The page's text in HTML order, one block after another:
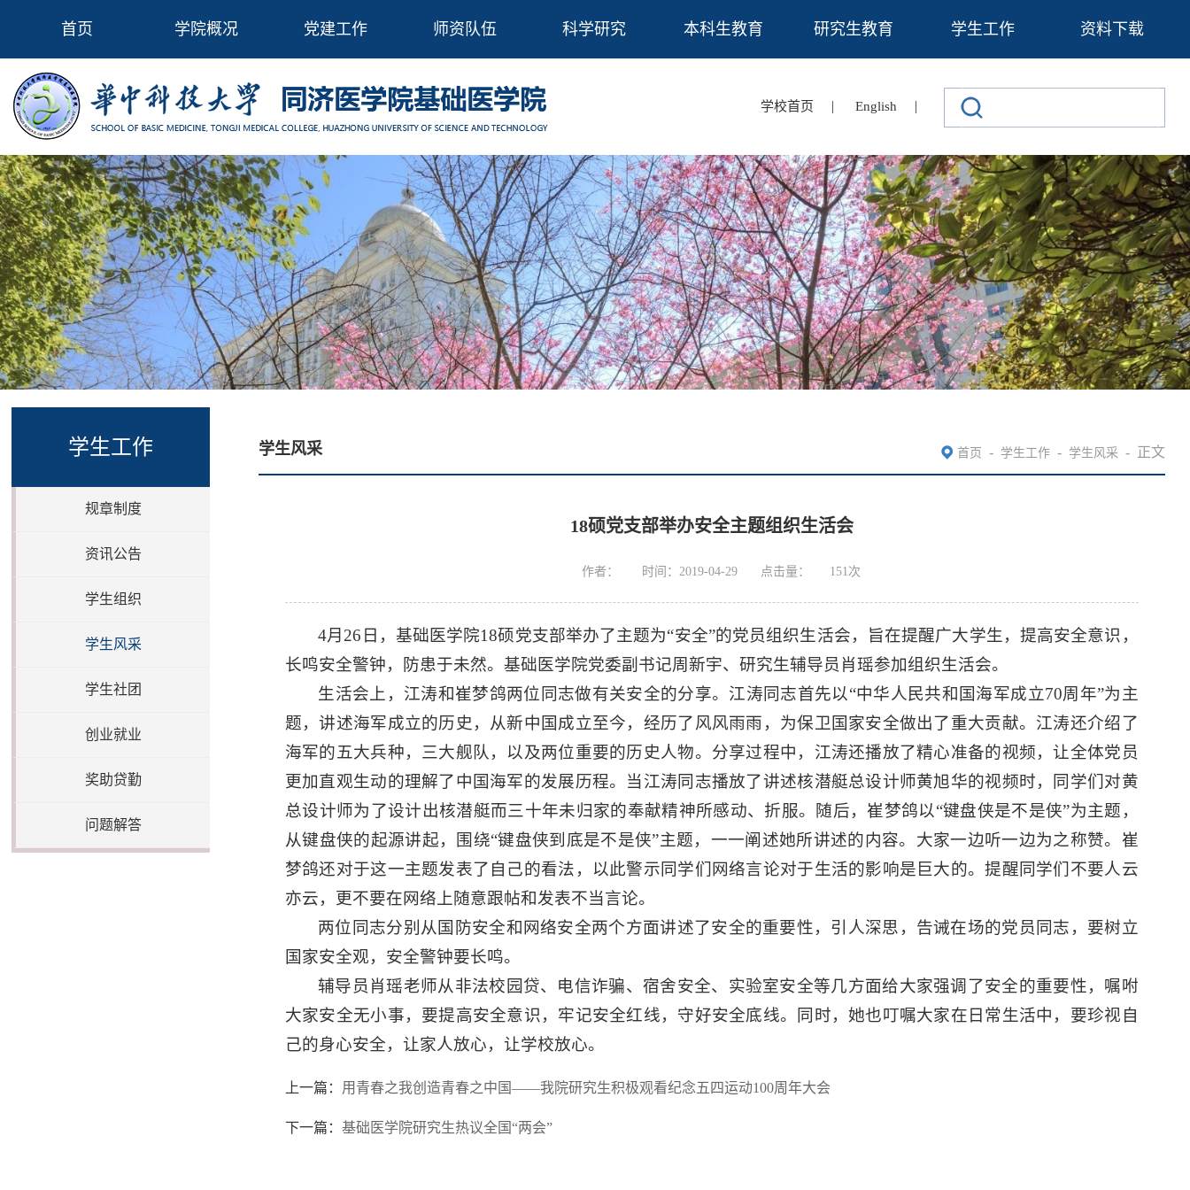
首页 学院概况 党建工作 师资队伍 科学研究 本科生教育 研究生教育 学生工作 资料下载
学校首页 | English |
学生工作
规章制度
资讯公告
学生组织
学生风采
学生社团
创业就业
奖助贷勤
问题解答
学生风采 首页 - 学生工作 - 学生风采 - 正文
18硕党支部举办安全主题组织生活会
作者： 时间：2019-04-29 点击量： 151 次
4月26日，基础医学院18硕党支部举办了主题为“安全”的党员组织生活会，旨在提醒广大学生，提高安全意识，
长鸣安全警钟，防患于未然。基础医学院党委副书记周新宇、研究生辅导员肖瑶参加组织生活会。
生活会上，江涛和崔梦鸽两位同志做有关安全的分享。江涛同志首先以“中华人民共和国海军成立70周年”为主
题，讲述海军成立的历史，从新中国成立至今，经历了风风雨雨，为保卫国家安全做出了重大贡献。江涛还介绍了
海军的五大兵种，三大舰队，以及两位重要的历史人物。分享过程中，江涛还播放了精心准备的视频，让全体党员
更加直观生动的理解了中国海军的发展历程。当江涛同志播放了讲述核潜艇总设计师黄旭华的视频时，同学们对黄
总设计师为了设计出核潜艇而三十年未归家的奉献精神所感动、折服。随后，崔梦鸽以“键盘侠是不是侠”为主题，
从键盘侠的起源讲起，围绕“键盘侠到底是不是侠”主题，一一阐述她所讲述的内容。大家一边听一边为之称赞。崔
梦鸽还对于这一主题发表了自己的看法，以此警示同学们网络言论对于生活的影响是巨大的。提醒同学们不要人云
亦云，更不要在网络上随意跟帖和发表不当言论。
两位同志分别从国防安全和网络安全两个方面讲述了安全的重要性，引人深思，告诫在场的党员同志，要树立
国家安全观，安全警钟要长鸣。
辅导员肖瑶老师从非法校园贷、电信诈骗、宿舍安全、实验室安全等几方面给大家强调了安全的重要性，嘱咐
大家安全无小事，要提高安全意识，牢记安全红线，守好安全底线。同时，她也叮嘱大家在日常生活中，要珍视自
己的身心安全，让家人放心，让学校放心。
上一篇： 用青春之我创造青春之中国——我院研究生积极观看纪念五四运动100周年大会
下一篇： 基础医学院研究生热议全国“两会”